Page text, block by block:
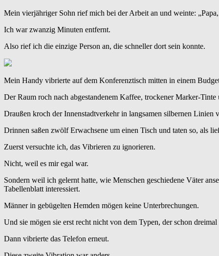
Mein vierjähriger Sohn rief mich bei der Arbeit an und weinte:
Ich war zwanzig Minuten entfernt.
Also rief ich die einzige Person an, die schneller dort sein konnte.
Mein Handy vibrierte auf dem Konferenztisch mitten in einem
Der Raum roch nach abgestandenem Kaffee, trockener Marker-
Draußen kroch der Innenstadtverkehr in langsamen silbernen Linien
Drinnen saßen zwölf Erwachsene um einen Tisch und taten so, als
Zuerst versuchte ich, das Vibrieren zu ignorieren.
Nicht, weil es mir egal war.
Sondern weil ich gelernt hatte, wie Menschen geschiedene Väter
Tabellenblatt interessiert.
Männer in gebügelten Hemden mögen keine Unterbrechungen.
Und sie mögen sie erst recht nicht von dem Typen, der schon
Dann vibrierte das Telefon erneut.